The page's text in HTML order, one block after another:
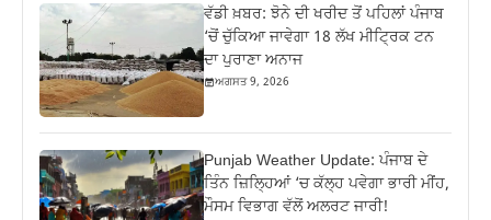
ਵੱਡੀ ਖ਼ਬਰ: ਝੋਨੇ ਦੀ ਖਰੀਦ ਤੋਂ ਪਹਿਲਾਂ ਪੰਜਾਬ
‘ਚੋਂ ਚੁੱਕਿਆ ਜਾਵੇਗਾ 18 ਲੱਖ ਮੀਟ੍ਰਿਕ ਟਨ
ਦਾ ਪੁਰਾਣਾ ਅਨਾਜ
ਅਗਸਤ 9, 2026
Punjab Weather Update: ਪੰਜਾਬ ਦੇ
ਤਿੰਨ ਜ਼‍ਿਲ੍ਹਿਆਂ ‘ਚ ਕੱਲ੍ਹ ਪਵੇਗਾ ਭਾਰੀ ਮੀਂਹ,
ਮੌਸਮ ਵਿਭਾਗ ਵੱਲੋਂ ਅਲਰਟ ਜਾਰੀ!